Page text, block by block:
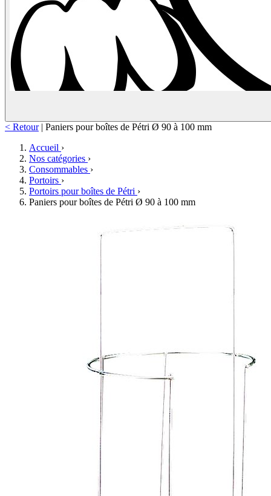
< Retour | Paniers pour boîtes de Pétri Ø 90 à 100 mm
Accueil ›
Nos catégories ›
Consommables ›
Portoirs ›
Portoirs pour boîtes de Pétri ›
Paniers pour boîtes de Pétri Ø 90 à 100 mm